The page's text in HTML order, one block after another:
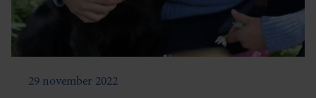
29 november 2022